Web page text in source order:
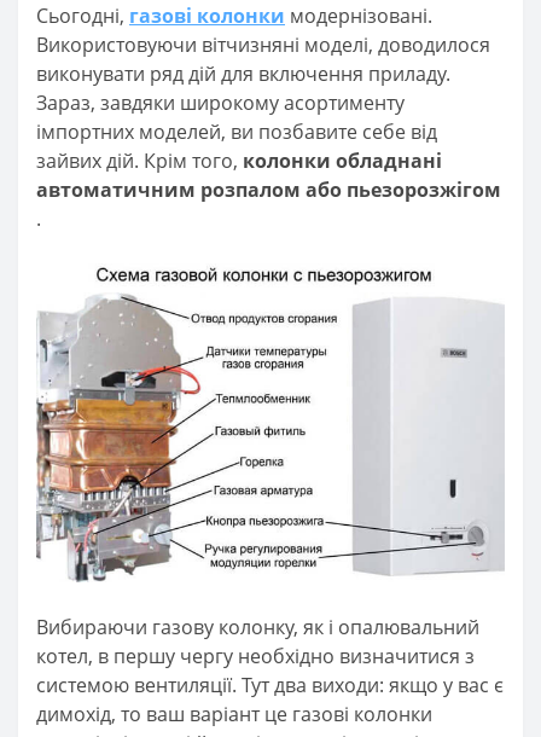
Сьогодні, газові колонки модернізовані.
Використовуючи вітчизняні моделі, доводилося
виконувати ряд дій для включення приладу.
Зараз, завдяки широкому асортименту
імпортних моделей, ви позбавите себе від
зайвих дій. Крім того, колонки обладнані
автоматичним розпалом або пьезорозжігом
.
Вибираючи газову колонку, як і опалювальний
котел, в першу чергу необхідно визначитися з
системою вентиляції. Тут два виходи: якщо у вас є
димохід, то ваш варіант це газові колонки